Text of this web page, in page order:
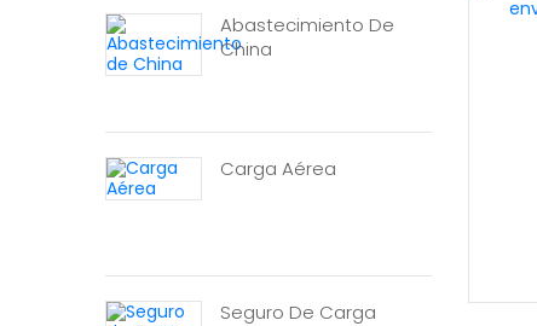
Abastecimiento De
China
Carga Aérea
Seguro De Carga